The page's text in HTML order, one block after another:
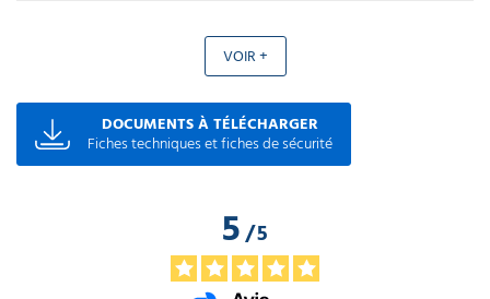
VOIR +
DOCUMENTS À TÉLÉCHARGER
Fiches techniques et fiches de sécurité
5/5